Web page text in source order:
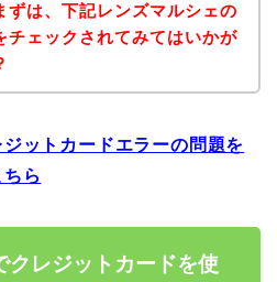
ずは、下記レンズマルシェの
チェックされてみてはいかが
ットカードエラーの問題を
ら
クレジットカードを使